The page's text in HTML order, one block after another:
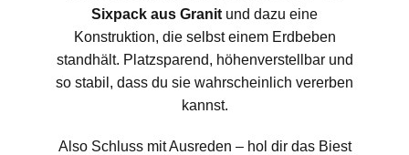
Sixpack aus Granit und dazu eine
Konstruktion, die selbst einem Erdbeben
standhält. Platzsparend, höhenverstellbar und
so stabil, dass du sie wahrscheinlich vererben
kannst.
Also Schluss mit Ausreden – hol dir das Biest